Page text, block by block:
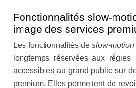
Fonctionnalités slow-
image des services
Les fonctionnalités deslow-motion
longtemps réservées aux régies
accessibles au grand public sur
premium. Elles permettent de